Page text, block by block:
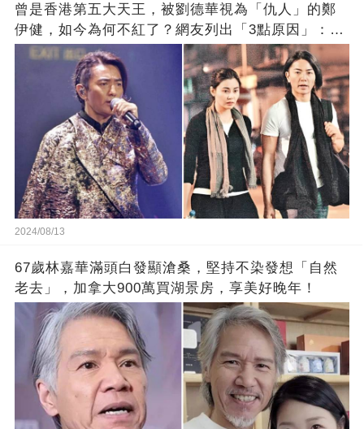
曾是香港第五大天王，被劉德華視為「仇人」的鄭
伊健，如今為何不紅了？網友列出「3點原因」：太
真實
2024/08/13
67歲林嘉華滿頭白發顯滄桑，堅持不染發想「自然
老去」，加拿大900萬買湖景房，享美好晚年！